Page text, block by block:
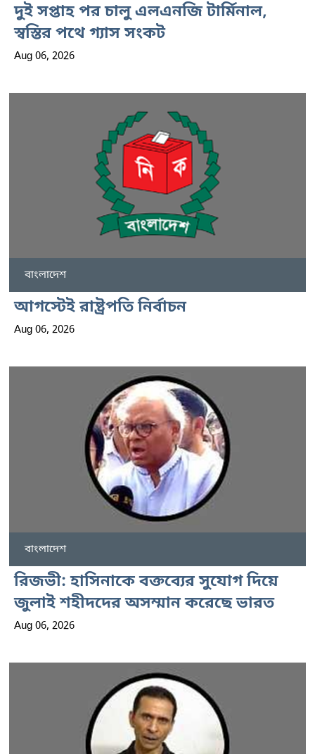
দুই সপ্তাহ পর চালু এলএনজি টার্মিনাল,
স্বস্তির পথে গ্যাস সংকট
Aug 06, 2026
বাংলাদেশ
আগস্টেই রাষ্ট্রপতি নির্বাচন
Aug 06, 2026
বাংলাদেশ
রিজভী: হাসিনাকে বক্তব্যের সুযোগ দিয়ে
জুলাই শহীদদের অসম্মান করেছে ভারত
Aug 06, 2026